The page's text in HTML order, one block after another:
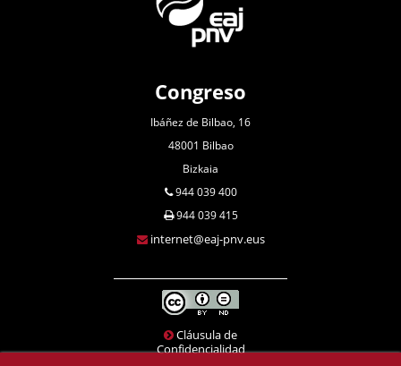
Congreso
Ibáñez de Bilbao, 16
48001 Bilbao
Bizkaia
944 039 400
944 039 415
internet@eaj-pnv.eus
Cláusula de
Confidencialidad